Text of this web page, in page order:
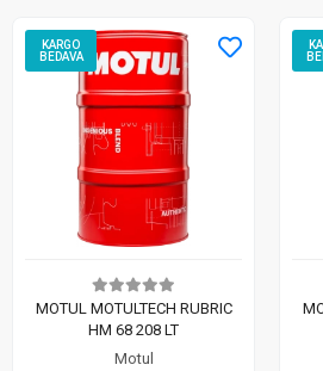
KARGO
BEDAVA
MOTUL MOTULTECH RUBRIC
HM 68 208 LT
Motul